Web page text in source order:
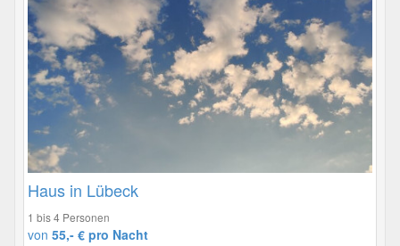
Haus in Lübeck
1 bis 4 Personen
von 55,- € pro Nacht